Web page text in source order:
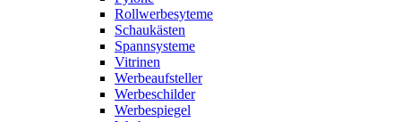
Rollwerbesyteme
Schaukästen
Spannsysteme
Vitrinen
Werbeaufsteller
Werbeschilder
Werbespiegel